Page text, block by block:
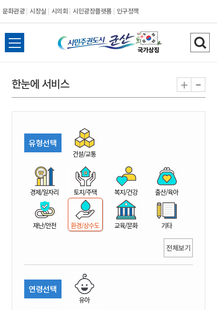
문화관광 시장실 시의회 시민광장플랫폼 인구정책
시
민
권
시
산
전
체
뉴
열
검
색
기
한눈에 서비스 + -
유형선택
건설/교통
경제/일자리 토지/주택 복지/건강 출산/육아
재난/안전 환경/상수도 교육/문화 기타
전체보기
연령선택
유아